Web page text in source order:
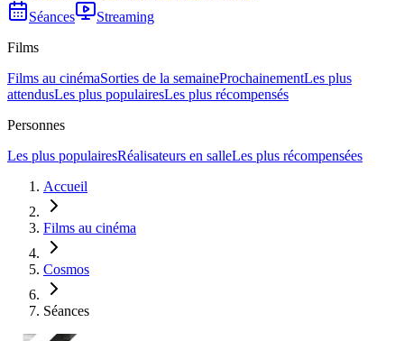
Séances
Streaming
Films
Films au cinémaSorties de la semaineProchainementLes plus
attendusLes plus populairesLes plus récompensés
Personnes
Les plus populairesRéalisateurs en salleLes plus récompensées
Accueil
Films au cinéma
Cosmos
Séances